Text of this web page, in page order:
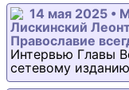
14 мая 2025 •
Лискинский
Православие
Интервью Главы
сетевому